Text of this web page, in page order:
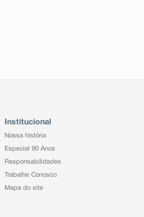
Institucional
Nossa história
Especial 90 Anos
Responsabilidades
Trabalhe Conosco
Mapa do site